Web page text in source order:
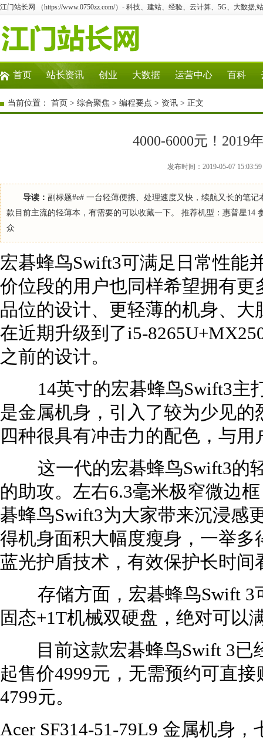
江门站长网 （https://www.0750zz.com/）- 科技、建站、经验、云计算、5G、大数据,
首页 站长资讯 创业 大数据 运营中心 百科
当前位置： 首页 > 综合聚焦 > 编程要点 > 资讯 > 正文
4000-6000元！2019
发布时间：2019-05-07
导读： 副标题#e# 一台轻薄便携、处理速度又快，续航又长的笔
款目前主流的轻薄本，有需要的可以收藏一下。 推荐机型：惠普星14
众
宏碁蜂鸟Swift3可满足日常性能
价位段的用户也同样希望拥有更
品位的设计、更轻薄的机身、
在近期升级到了i5-
之前的设计。
14英寸的宏碁蜂鸟Swift3主
是金属机身，引入了较为少见
四种很具有冲击力的配色，与
这一代的宏碁蜂鸟Swift3的
的助攻。左右6.3毫米极窄微边
碁蜂鸟Swift3为大家带来沉浸感
得机身面积大幅度瘦身，一举
蓝光护盾技术，有效保护长时间
存储方面，宏碁蜂鸟Swift 3
固态+1T机械双硬盘，绝对可以
目前这款宏碁蜂鸟Swift 3已
起售价4999元，无需预约可直
4799元。
Acer SF314-51-79L9 金属机身